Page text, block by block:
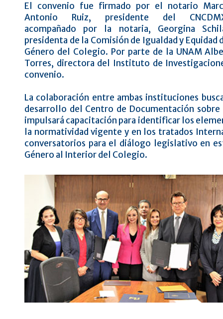
El convenio fue firmado por el notario
Antonio Ruiz, presidente del
acompañado por la notaria, Georgina
presidenta de la Comisión de Igualdad y Equidad
Género del Colegio. Por parte de la UNAM
Torres, directora del Instituto de
convenio.
La colaboración entre ambas instituciones
desarrollo del Centro de Documentación sobre
impulsará capacitación para identificar los
la normatividad vigente y en los tratados
conversatorios para el diálogo legislativo en
Género al Interior del Colegio.